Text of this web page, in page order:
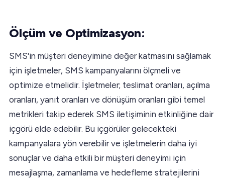
Ölçüm ve Optimizasyon:
SMS'in müşteri deneyimine değer katmasını sağlamak
için işletmeler, SMS kampanyalarını ölçmeli ve
optimize etmelidir. İşletmeler; teslimat oranları, açılma
oranları, yanıt oranları ve dönüşüm oranları gibi temel
metrikleri takip ederek SMS iletişiminin etkinliğine dair
içgörü elde edebilir. Bu içgörüler gelecekteki
kampanyalara yön verebilir ve işletmelerin daha iyi
sonuçlar ve daha etkili bir müşteri deneyimi için
mesajlaşma, zamanlama ve hedefleme stratejilerini